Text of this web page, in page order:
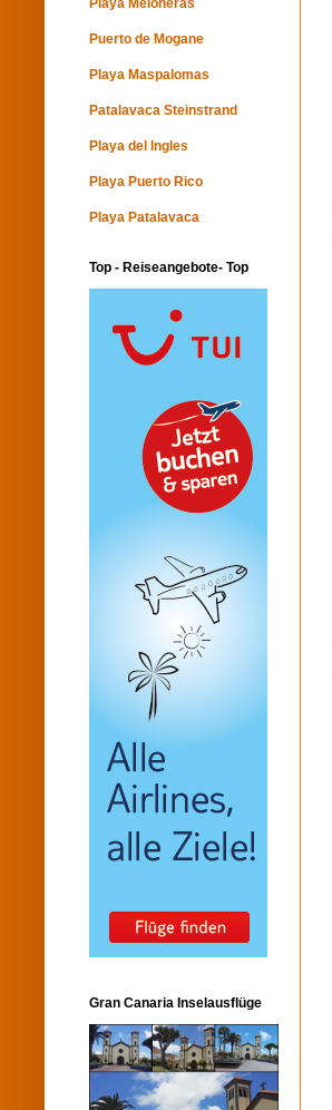
Playa Meloneras
Puerto de Mogane
Playa Maspalomas
Patalavaca Steinstrand
Playa del Ingles
Playa Puerto Rico
Playa Patalavaca
Top - Reiseangebote- Top
Gran Canaria Inselausflüge